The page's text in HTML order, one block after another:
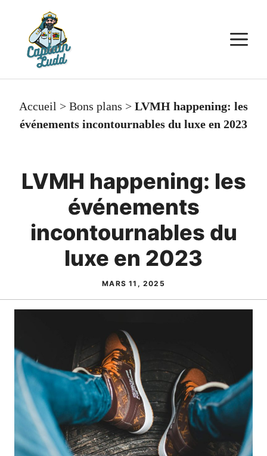
contenu
Accueil > Bons plans > LVMH happening: les
événements incontournables du luxe en 2023
LVMH happening: les
événements
incontournables du
luxe en 2023
MARS 11, 2025